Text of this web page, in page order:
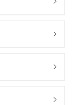


